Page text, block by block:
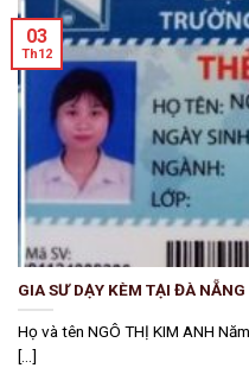
GIA SƯ DẠY KÈM TẠI ĐÀ
Họ và tên NGÔ THỊ KIM ANH
[...]
03
Th12